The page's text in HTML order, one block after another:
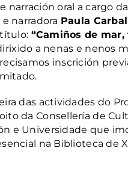
narración oral a cargo
narradora Paula
“Camiños de mar,
a nenas e nenos
inscrición
das actividades do
da Consellería de
e Universidade que
na Biblioteca de